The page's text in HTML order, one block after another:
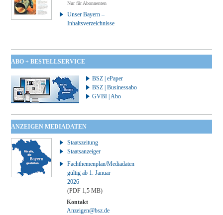
Nur für Abonnenten
Unser Bayern –
Inhaltsverzeichnisse
ABO + BESTELLSERVICE
BSZ | ePaper
BSZ | Businessabo
GVBI | Abo
ANZEIGEN MEDIADATEN
Staatszeitung
Staatsanzeiger
Fachthemenplan/Mediadaten
gültig ab 1. Januar
2026
(PDF 1,5 MB)
Kontakt
Anzeigen@bsz.de